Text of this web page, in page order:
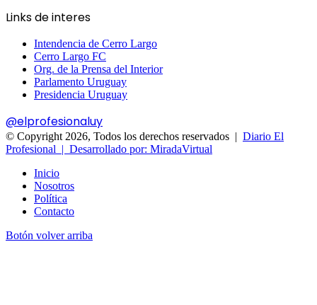
Links de interes
Intendencia de Cerro Largo
Cerro Largo FC
Org. de la Prensa del Interior
Parlamento Uruguay
Presidencia Uruguay
@elprofesionaluy
© Copyright 2026, Todos los derechos reservados | Diario El
Profesional | Desarrollado por: MiradaVirtual
Inicio
Nosotros
Política
Contacto
Botón volver arriba